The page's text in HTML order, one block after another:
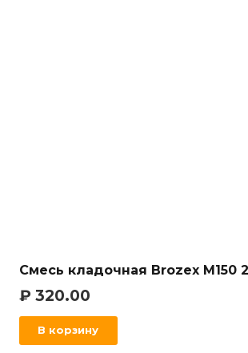
Смесь кладочная Brozex М150
₽ 320.00
В корзину